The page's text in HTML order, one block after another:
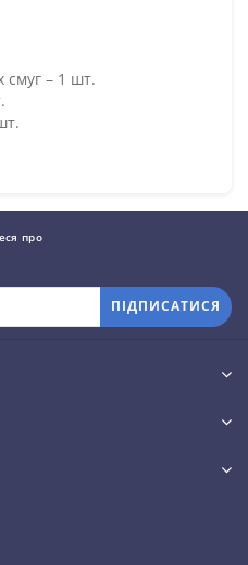
смуг – 1 шт.
про
ПІДПИСАТИСЯ